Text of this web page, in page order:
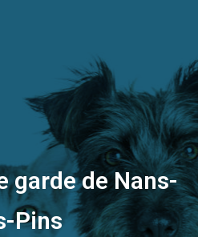
garde de Nans-
Pins